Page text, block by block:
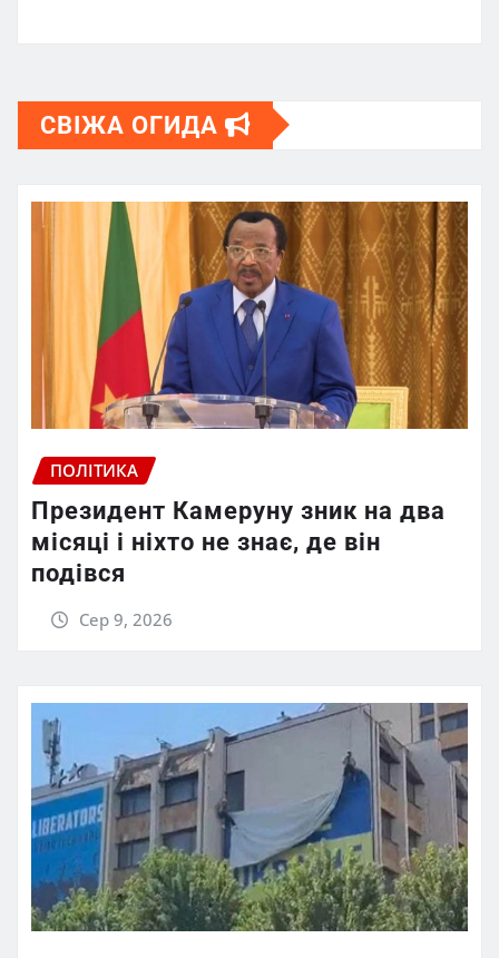
СВІЖА ОГИДА
ПОЛІТИКА
Президент Камеруну зник на два
місяці і ніхто не знає, де він
подівся
Сер 9, 2026